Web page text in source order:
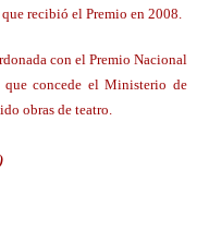
recibió el Premio en 2008.
con el Premio Nacional
concede el Ministerio de
obras de teatro.